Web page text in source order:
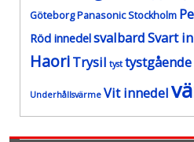
GöteborgPanasonic Stockholm
Röd innedelsvalbardSvart
HaoriTrysil tyst
Underhållsvärme Vit innedel